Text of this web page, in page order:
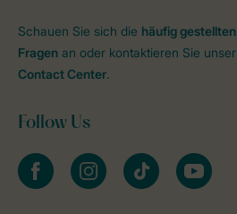
Schauen Sie sich die häufig gestellten
Fragen an oder kontaktieren Sie unser
Contact Center.
Follow Us
facebookinstagramtiktok youtube